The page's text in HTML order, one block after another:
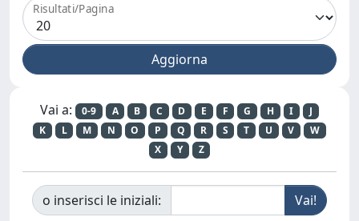
Risultati/Pagina
Vai a: 0-9 A B C D E F G H I
J
K
L M N O P Q R S T U V
W
X
Y Z
o inserisci le iniziali: